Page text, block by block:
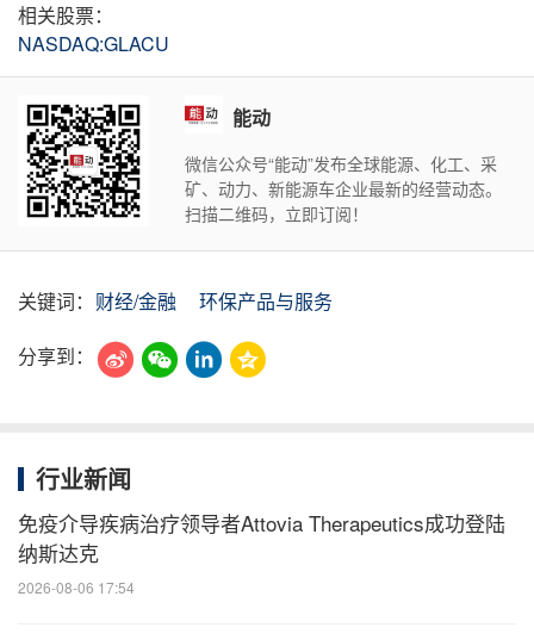
相关股票：
NASDAQ:GLACU
能动
微信公众号“能动”发布全球能源、化工、采
矿、动力、新能源车企业最新的经营动态。
扫描二维码，立即订阅！
关键词： 财经/金融
环保产品与服务
分享到：
行业新闻
免疫介导疾病治疗领导者Attovia Therapeutics成功登陆
纳斯达克
2026-08-06 17:54